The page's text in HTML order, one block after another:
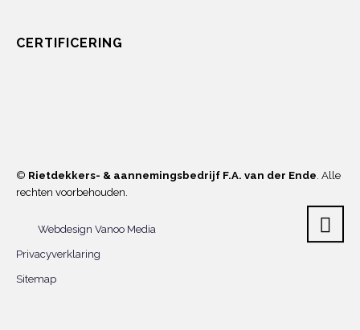
CERTIFICERING
© Rietdekkers- & aannemingsbedrijf F.A. van der Ende . Alle
rechten voorbehouden.
Webdesign Vanoo Media
Privacyverklaring
Sitemap